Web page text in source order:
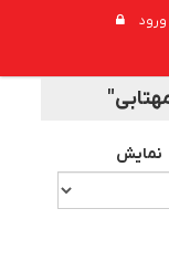
ورود
نمایش